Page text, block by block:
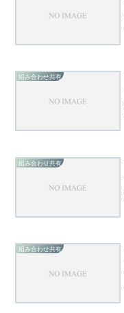
組み合わせ共有
組み合わせ共有
組み合わせ共有